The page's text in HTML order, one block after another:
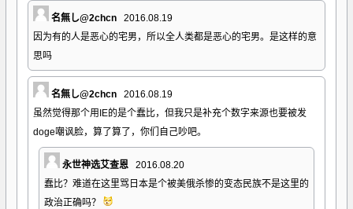
名無し@2chcn
2016.08.19
因为有的人是恶心的宅男，所以全人类都是恶心的宅男。是这样的意
思吗
名無し@2chcn
2016.08.19
虽然觉得那个用IE的是个蠢比，但我只是补充个数字来源也要被发
doge嘲讽脸，算了算了，你们自己吵吧。
永世神选艾查恩
2016.08.20
蠢比？难道在这里骂日本是个被美俄杀惨的变态民族不是这里的
政治正确吗？